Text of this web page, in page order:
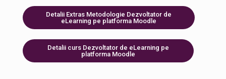
Detalii Extras Metodologie Dezvoltator de
eLearning pe platforma Moodle
Detalii curs Dezvoltator de eLearning pe
platforma Moodle